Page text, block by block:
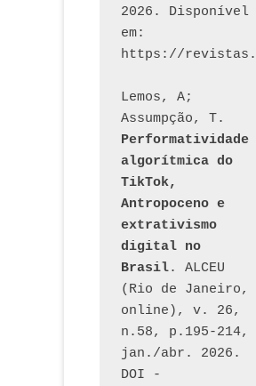
2026. Disponível
em:
Lemos, A;
Performatividade
algorítmica do
TikTok,
Antropoceno e
extrativismo
digital no
Brasil. ALCEU
(Rio de Janeiro,
online), v. 26,
n.58, p.195-214,
jan./abr. 2026.
DOI -